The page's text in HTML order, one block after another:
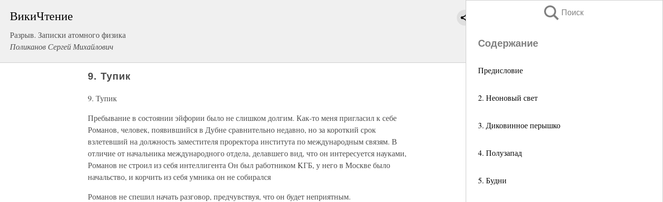
ВикиЧтение
Разрыв. Записки атомного физика
Поликанов Сергей Михайлович
Поиск
Содержание
Предисловие
2. Неоновый свет
3. Диковинное перышко
4. Полузапад
5. Будни
9. Тупик
9. Тупик
Пребывание в состоянии эйфории было не слишком долгим. Как-то меня пригласил к себе
Романов, человек, появившийся в Дубне сравнительно недавно, но за короткий срок
взлетевший на должность заместителя проректора института по международным связям. В
отличие от начальника международного отдела, делавшего вид, что он интересуется науками,
Романов не строил из себя интеллигента Он был работником KГБ, у него в Москве было
начальство, и корчить из себя умника он не собирался
Романов не спешил начать разговор, предчувствуя, что он будет неприятным.